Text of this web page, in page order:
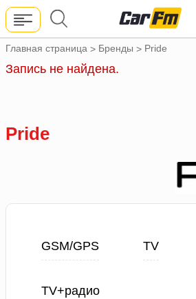
Главная страница > Бренды > Pride
Запись не найдена.
Pride
GSM/GPS TV
TV+радио